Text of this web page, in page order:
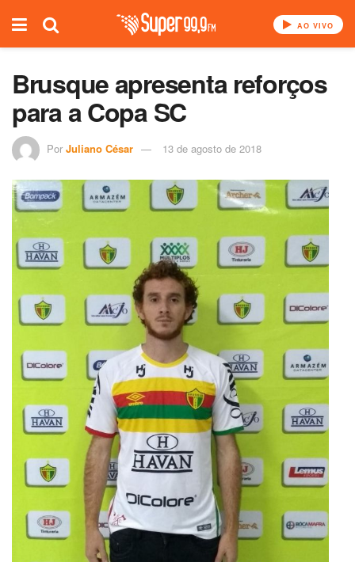
AO VIVO
Brusque apresenta reforços
para a Copa SC
Por Juliano César 13 de agosto de 2018